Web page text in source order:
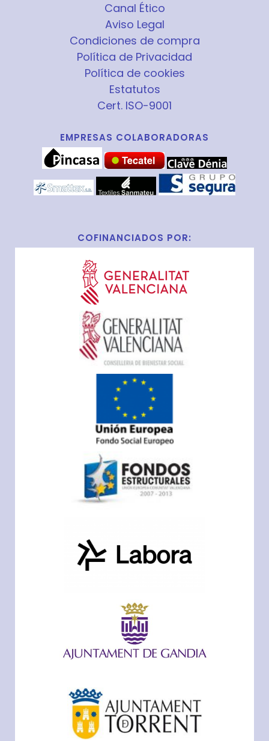
Canal Ético
Aviso Legal
Condiciones de compra
Política de Privacidad
Política de cookies
Estatutos
Cert. ISO-9001
EMPRESAS COLABORADORAS
COFINANCIADOS POR: